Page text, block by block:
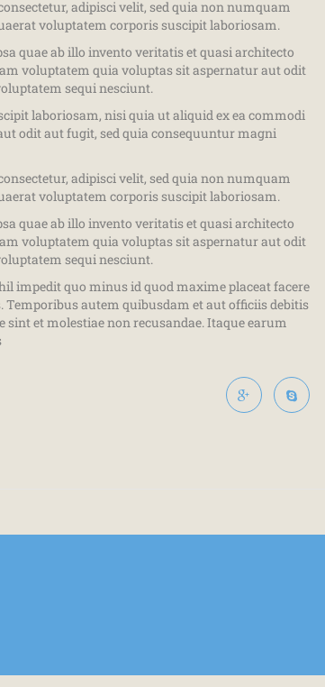
adipisci velit, sed quia non numquam
voluptatem corporis suscipit laboriosam.
quae ab illo invento veritatis et quasi architecto
voluptatem quia voluptas sit aspernatur aut odit
sequi nesciunt.
laboriosam, nisi quia ut aliquid ex ea commodi
odit aut fugit, sed quia consequuntur magni
adipisci velit, sed quia non numquam
voluptatem corporis suscipit laboriosam.
quae ab illo invento veritatis et quasi architecto
voluptatem quia voluptas sit aspernatur aut odit
sequi nesciunt.
impedit quo minus id quod maxime placeat facere
autem quibusdam et aut officiis debitis
et molestiae non recusandae. Itaque earum